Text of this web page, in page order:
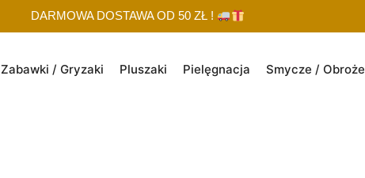
DARMOWA DOSTAWA OD 50 ZŁ !
Zabawki / Gryzaki Pluszaki Pielęgnacja Smycze / Obroże